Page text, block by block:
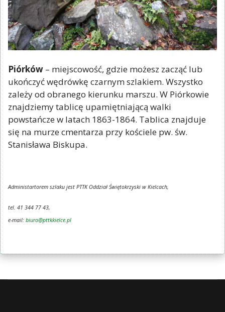
Piórków – miejscowość, gdzie możesz zacząć lub
ukończyć wędrówkę czarnym szlakiem. Wszystko
zależy od obranego kierunku marszu. W Piórkowie
znajdziemy tablicę upamiętniającą walki
powstańcze w latach 1863-1864. Tablica znajduje
się na murze cmentarza przy kościele pw. św.
Stanisława Biskupa.
Administartorem szlaku jest PTTK Oddział Świętokrzyski w Kielcach,
tel. 41 344 77 43,
e-mail: biuro@pttkkielce.pl